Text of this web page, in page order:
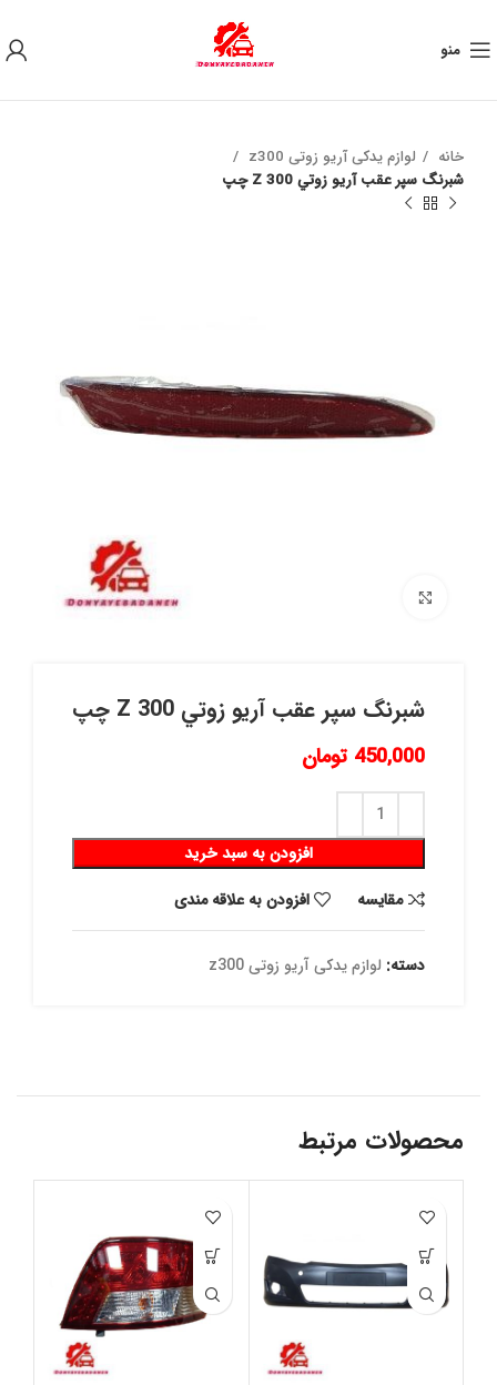
منو
خانه
لوازم یدکی آریو زوتی z300
شبرنگ سپر عقب آريو زوتي Z 300 چپ
شبرنگ سپر عقب آريو زوتي Z 300 چپ
450,000 تومان
افزودن به سبد خرید
مقايسه
افزودن به علاقه مندی
دسته: لوازم یدکی آریو زوتی z300
محصولات مرتبط
به علت نوسان ارز ، لطفا قبل از خرید تماس بگیرید.